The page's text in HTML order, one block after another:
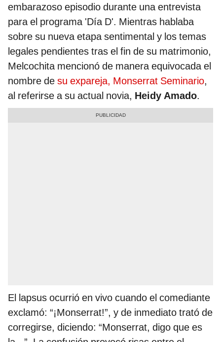
embarazoso episodio durante una entrevista
para el programa 'Día D'. Mientras hablaba
sobre su nueva etapa sentimental y los temas
legales pendientes tras el fin de su matrimonio,
Melcochita mencionó de manera equivocada el
nombre de su expareja, Monserrat Seminario,
al referirse a su actual novia, Heidy Amado.
El lapsus ocurrió en vivo cuando el comediante
exclamó: “¡Monserrat!”, y de inmediato trató de
corregirse, diciendo: “Monserrat, digo que es